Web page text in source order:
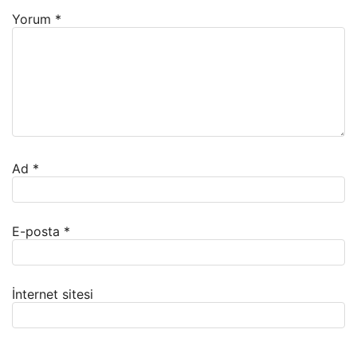
Yorum *
Ad *
E-posta *
İnternet sitesi